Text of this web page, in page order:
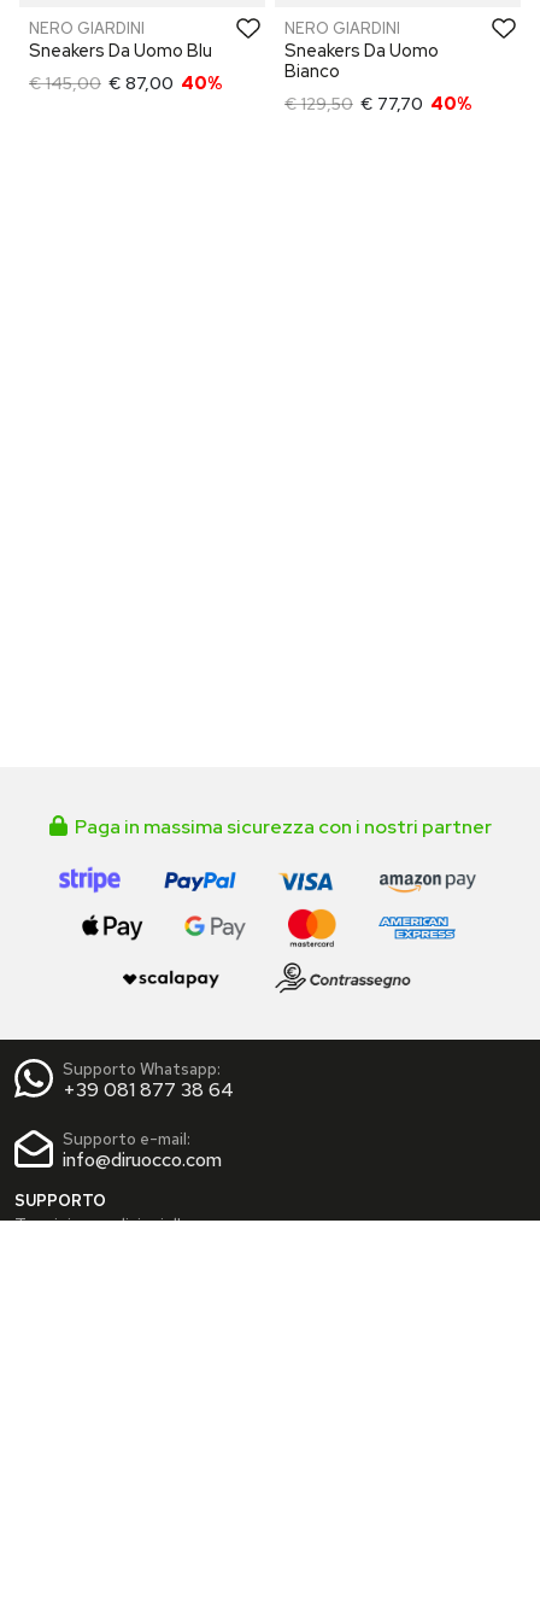
NERO GIARDINI
Sneakers Da Uomo Blu
€ 145,00 € 87,00 40%
NERO GIARDINI
Sneakers Da Uomo
Bianco
€ 129,50 € 77,70 40%
Paga in massima sicurezza con i nostri partner
Supporto Whatsapp:
+39 081 877 38 64
Supporto e-mail:
info@diruocco.com
SUPPORTO
Termini e condizioni d'uso